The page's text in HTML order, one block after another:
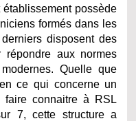
possède
formés dans les
disposent des
répondre aux normes
Quelle que
ce qui concerne un
connaitre à RSL
7, cette structure a